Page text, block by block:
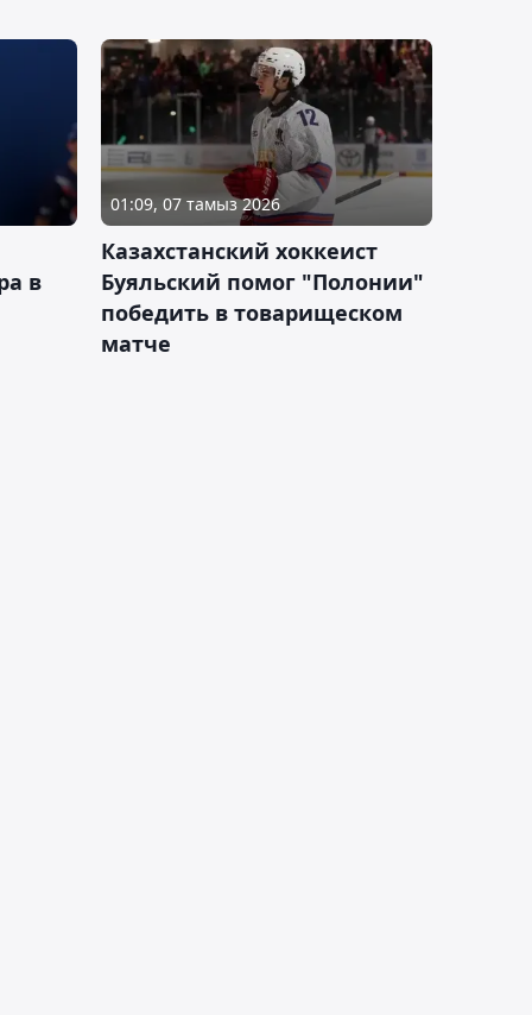
в
01:09, 07 тамыз 2026
Казахстанский хоккеист
Буяльский помог "Полонии"
победить в товарищеском
матче